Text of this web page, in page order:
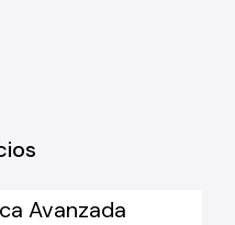
Avanzada